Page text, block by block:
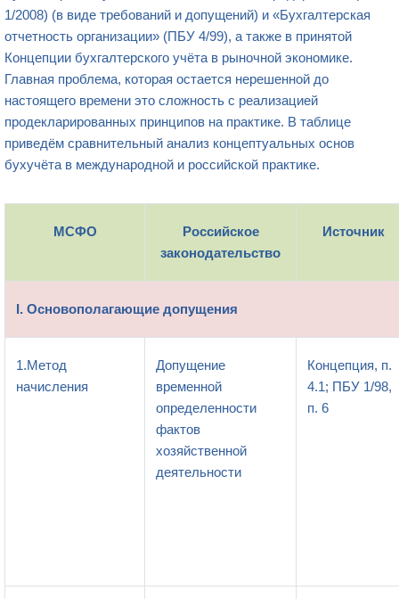
1/2008) (в виде требований и допущений) и «Бухгалтерская
отчетность организации» (ПБУ 4/99), а также в принятой
Концепции бухгалтерского учёта в рыночной экономике.
Главная проблема, которая остается нерешенной до
настоящего времени это сложность с реализацией
продекларированных принципов на практике. В таблице
приведём сравнительный анализ концептуальных основ
бухучёта в международной и российской практике.
МСФО
Российское
законодательство
Источник
I. Основополагающие допущения
1.Метод
начисления
Допущение
временной
определенности
фактов
хозяйственной
деятельности
Концепция, п.
4.1; ПБУ 1/98,
п. 6